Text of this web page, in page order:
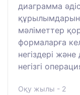
диаграмма
құрылымдарын
мәліметтер
формаларға
негіздері
негізгі
Оқу жылы - 2